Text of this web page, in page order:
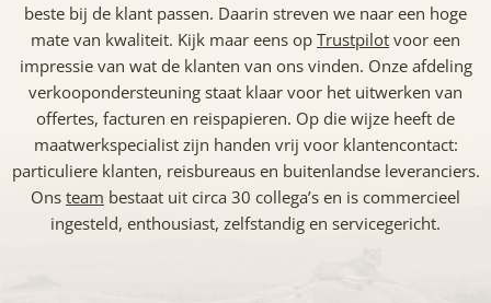
beste bij de klant passen. Daarin streven we naar een hoge
mate van kwaliteit. Kijk maar eens op Trustpilot voor een
impressie van wat de klanten van ons vinden. Onze afdeling
verkoopondersteuning staat klaar voor het uitwerken van
offertes, facturen en reispapieren. Op die wijze heeft de
maatwerkspecialist zijn handen vrij voor klantencontact:
particuliere klanten, reisbureaus en buitenlandse leveranciers.
Ons team bestaat uit circa 30 collega’s en is commercieel
ingesteld, enthousiast, zelfstandig en servicegericht.